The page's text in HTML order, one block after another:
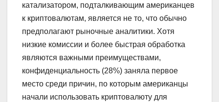
катализатором, подталкивающим американцев
к криптовалютам, является не то, что обычно
предполагают рыночные аналитики. Хотя
низкие комиссии и более быстрая обработка
являются важными преимуществами,
конфиденциальность (28%) заняла первое
место среди причин, по которым американцы
начали использовать криптовалюту для